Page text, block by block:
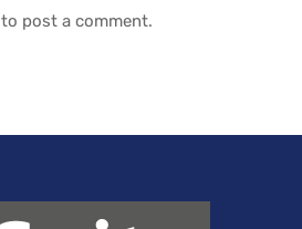
to post a comment.